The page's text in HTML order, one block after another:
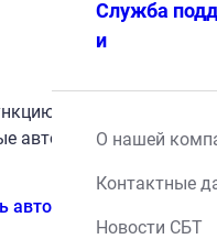
Служба
и
О нашей
Контактные
Новости СБТ
поиска, чтобы
автомобили.
автомобиль